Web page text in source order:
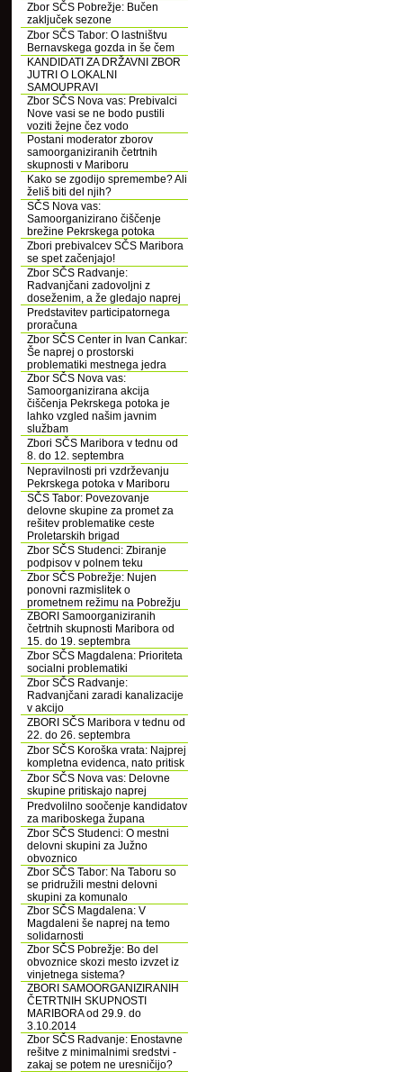
Zbor SČS Pobrežje: Bučen
zaključek sezone
Zbor SČS Tabor: O lastništvu
Bernavskega gozda in še čem
KANDIDATI ZA DRŽAVNI ZBOR
JUTRI O LOKALNI
SAMOUPRAVI
Zbor SČS Nova vas: Prebivalci
Nove vasi se ne bodo pustili
voziti žejne čez vodo
Postani moderator zborov
samoorganiziranih četrtnih
skupnosti v Mariboru
Kako se zgodijo spremembe? Ali
želiš biti del njih?
SČS Nova vas:
Samoorganizirano čiščenje
brežine Pekrskega potoka
Zbori prebivalcev SČS Maribora
se spet začenjajo!
Zbor SČS Radvanje:
Radvanjčani zadovoljni z
doseženim, a že gledajo naprej
Predstavitev participatornega
proračuna
Zbor SČS Center in Ivan Cankar:
Še naprej o prostorski
problematiki mestnega jedra
Zbor SČS Nova vas:
Samoorganizirana akcija
čiščenja Pekrskega potoka je
lahko vzgled našim javnim
službam
Zbori SČS Maribora v tednu od
8. do 12. septembra
Nepravilnosti pri vzdrževanju
Pekrskega potoka v Mariboru
SČS Tabor: Povezovanje
delovne skupine za promet za
rešitev problematike ceste
Proletarskih brigad
Zbor SČS Studenci: Zbiranje
podpisov v polnem teku
Zbor SČS Pobrežje: Nujen
ponovni razmislitek o
prometnem režimu na Pobrežju
ZBORI Samoorganiziranih
četrtnih skupnosti Maribora od
15. do 19. septembra
Zbor SČS Magdalena: Prioriteta
socialni problematiki
Zbor SČS Radvanje:
Radvanjčani zaradi kanalizacije
v akcijo
ZBORI SČS Maribora v tednu od
22. do 26. septembra
Zbor SČS Koroška vrata: Najprej
kompletna evidenca, nato pritisk
Zbor SČS Nova vas: Delovne
skupine pritiskajo naprej
Predvolilno soočenje kandidatov
za mariboskega župana
Zbor SČS Studenci: O mestni
delovni skupini za Južno
obvoznico
Zbor SČS Tabor: Na Taboru so
se pridružili mestni delovni
skupini za komunalo
Zbor SČS Magdalena: V
Magdaleni še naprej na temo
solidarnosti
Zbor SČS Pobrežje: Bo del
obvoznice skozi mesto izvzet iz
vinjetnega sistema?
ZBORI SAMOORGANIZIRANIH
ČETRTNIH SKUPNOSTI
MARIBORA od 29.9. do
3.10.2014
Zbor SČS Radvanje: Enostavne
rešitve z minimalnimi sredstvi -
zakaj se potem ne uresničijo?